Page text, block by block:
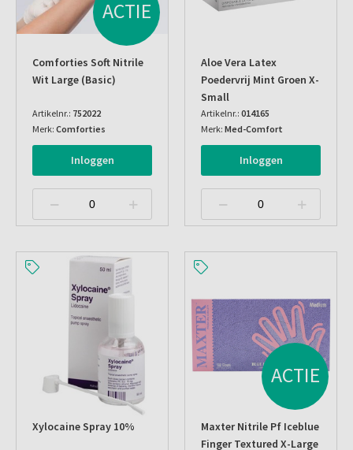
ACTIE
Comforties Soft Nitrile
Wit Large (basic)
Artikelnr.: 752022
Merk: Comforties
Inloggen
Aloe Vera Latex
Poedervrij Mint Groen X-
Small
Artikelnr.: 014165
Merk: Med-Comfort
Inloggen
Xylocaine Spray 10%
ACTIE
Maxter Nitrile Pf Iceblue
Finger Textured X-Large